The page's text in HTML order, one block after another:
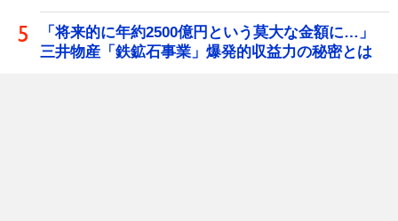
「将来的に年約2500億円という莫大な金額に…」
三井物産「鉄鉱石事業」爆発的収益力の秘密とは